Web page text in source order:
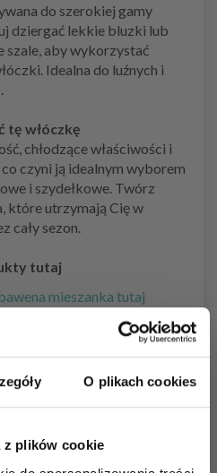
O plikach cookies
z plików cookie
do szerokiej gamy
dziergać lekkie bluzki lub
szale, aby wykorzystać
Idealna do luźnych i
tę włóczkę
chłodzące właściwości i
czyni ją idealnym wyborem
i szydełkowe. Twórz
które utrzymają Cię w
cały sezon.
tutaj
mieszanka tutaj
Viking Garn tutaj
na druty 3.5 mm tutaj